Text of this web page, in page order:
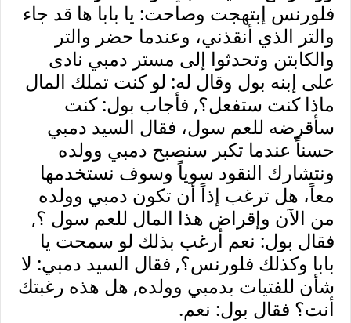
فلورنس إبتهجت وصاحت: يا بابا ها قد جاء
والتر الذي أنقذني، وعندما حضر والتر
والكابتن وتحدثوا إلى مستر دمبي نادى
على إبنه بول وقال له: لو كنت تملك المال
ماذا كنت ستفعل؟, فأجاب بول: كنت
سأقرضه للعم سول، فقال السيد دمبي
حسناً عندما تكبر سنصبح دمبي وولده
ونتشارك النقود سوياً وسوف نستخدمها
معاً، هل ترغب إذاً أن تكون دمبي وولده
من الآن وإقراض هذا المال للعم سول ؟,
فقال بول: نعم أرغب بذلك لو سمحت يا
بابا وكذلك فلورنس؟, فقال السيد دمبي: لا
شأن للفتيات بدمبي وولده, هل هذه رغبتك
أنت؟ فقال بول: نعم.